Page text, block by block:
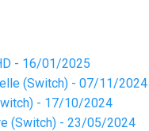
- 16/01/2025
(Switch) - 07/11/2024
- 17/10/2024
(Switch) - 23/05/2024